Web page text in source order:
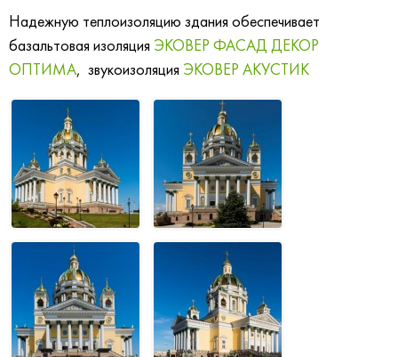
Надежную теплоизоляцию здания обеспечивает
базальтовая изоляция ЭКОВЕР ФАСАД ДЕКОР
ОПТИМА, звукоизоляция ЭКОВЕР АКУСТИК